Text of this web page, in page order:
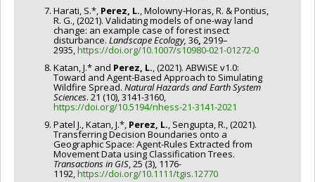
Harati, S.*, Perez, L., Molowny-Horas, R. & Pontius,
R. G., (2021). Validating models of one-way land
change: an example case of forest insect
disturbance. Landscape Ecology, 36, 2919–
2935,https://doi.org/10.1007/s10980-021-01272-0
Katan, J.* and Perez, L., (2021). ABWiSE v1.0:
Toward and Agent-Based Approach to Simulating
Wildfire Spread. Natural Hazards and Earth System
Sciences. 21 (10), 3141-3160,
https://doi.org/10.5194/nhess-21-3141-2021
Patel J., Katan, J.*, Perez, L., Sengupta, R., (2021).
Transferring Decision Boundaries onto a
Geographic Space: Agent-Rules Extracted from
Movement Data using Classification Trees.
Transactions in GIS, 25 (3), 1176-
1192,https://doi.org/10.1111/tgis.12770